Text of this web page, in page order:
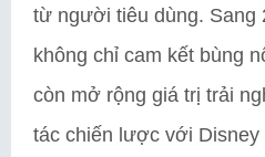
từ người tiêu dùng. Sang
không chỉ cam kết bùng
còn mở rộng giá trị trải
tác chiến lược với